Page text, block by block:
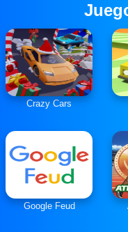
Crazy Cars
Google Feud